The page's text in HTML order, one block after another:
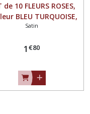
de 10 FLEURS ROSES,
BLEU TURQUOISE,
SATIN ** 15 mm
Satin
1 €80